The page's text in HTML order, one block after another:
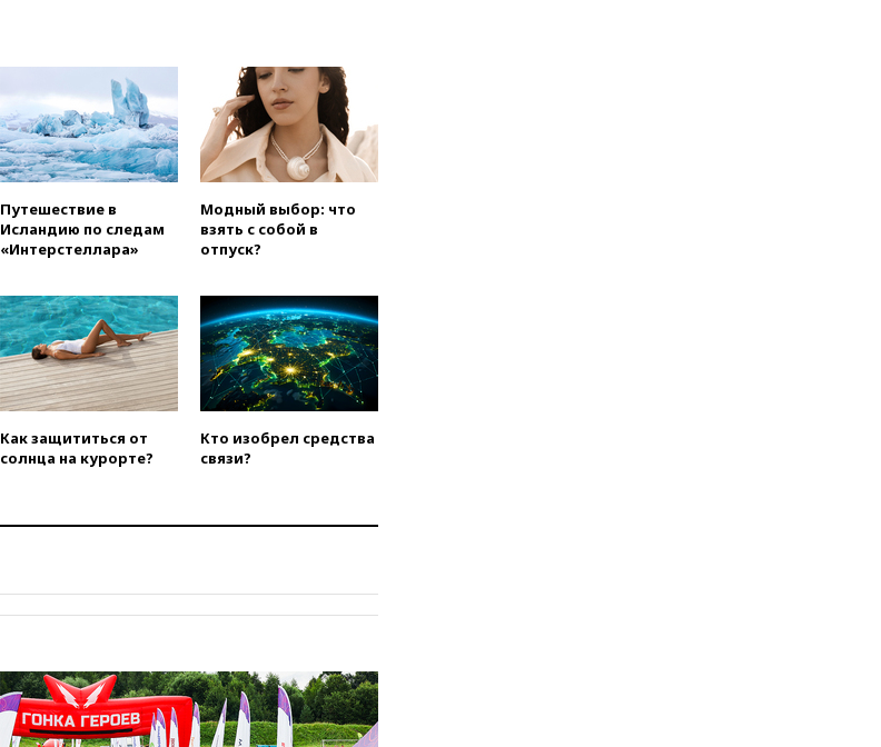
Мигрант погиб при
попытке попасть из Марокко в
Сеуту на параплане
00:30
FT: ЕС не готов принять в
блок Украину из-за уровня
вчера, 23:35Лукашенко
объяснил экономическую
ЕС
вчера, 22:59На башню
ресторана «Армения» в
Москве вернут утраченную
скульптуру балерины
протаранил погранпункт при
попытке попасть в Россию
вчера, 22:15Три человека
выделить средства на новые
РЛС для Белгородской
области
Путешествие в
Исландию по следам
«Интерстеллара»
Модный выбор: что
взять с собой в
отпуск?
Как защититься от
солнца на курорте?
Кто изобрел средства
связи?